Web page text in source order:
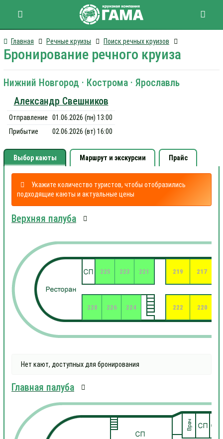
Главная Речные круизы Поиск речных круизов
Бронирование речного круиза
Нижний Новгород · Кострома · Ярославль
Александр Свешников
Отправление
01.06.2026 (пн) 13:00
Прибытие
02.06.2026 (вт) 16:00
Выбор каюты Маршрут и экскурсии Прайс
Укажите количество туристов, чтобы отобразились
подходящие каюты и актуальные цены
Верхняя палуба
217
219
220
221
222
223
224
225
226
228
Нет кают, доступных для бронирования
Главная палуба